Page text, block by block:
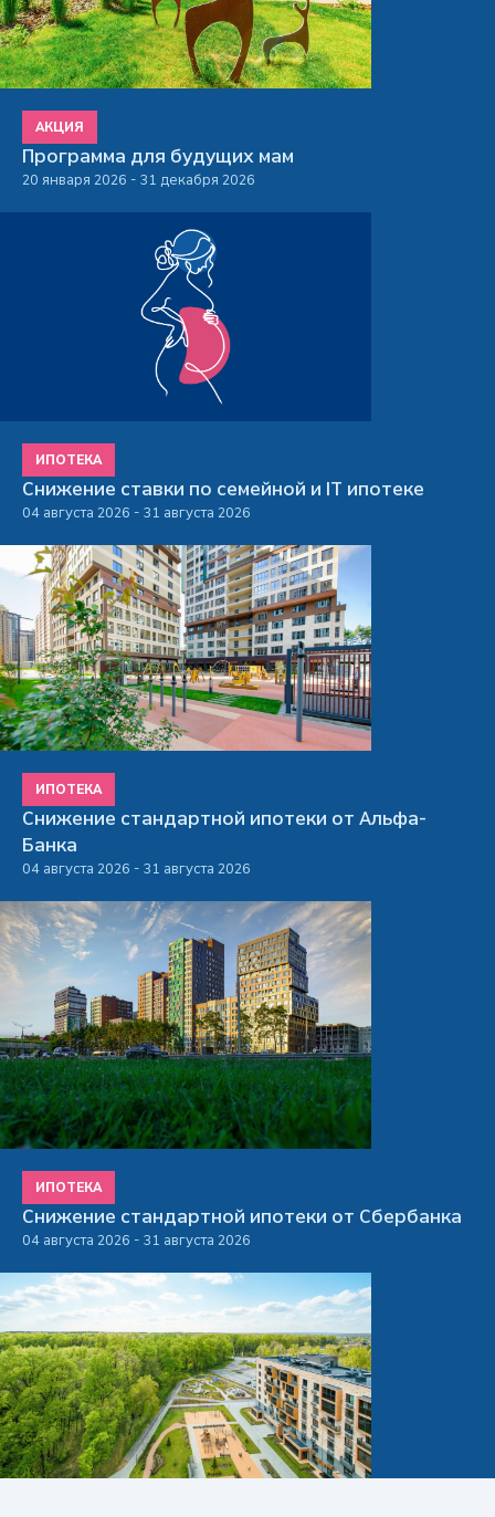
АКЦИЯ
Программа для будущих мам
20 января 2026 - 31 декабря 2026
ИПОТЕКА
Снижение ставки по семейной и IT ипотеке
04 августа 2026 - 31 августа 2026
ИПОТЕКА
Снижение стандартной ипотеки от Альфа-
Банка
04 августа 2026 - 31 августа 2026
ИПОТЕКА
Снижение стандартной ипотеки от Сбербанка
04 августа 2026 - 31 августа 2026